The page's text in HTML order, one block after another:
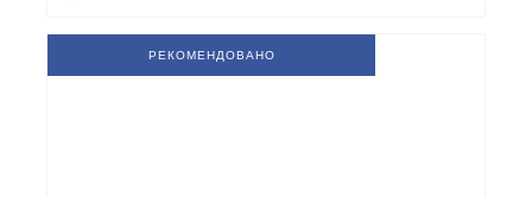
РЕКОМЕНДОВАНО